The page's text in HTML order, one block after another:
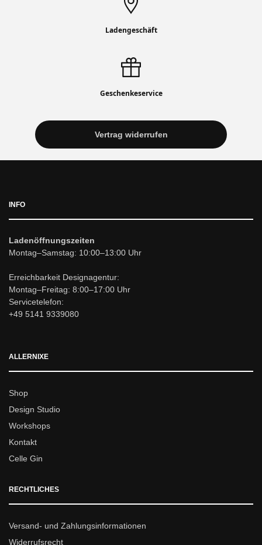
Ladengeschäft
Geschenkeservice
Vertrag widerrufen
INFO
Ladenöffnungszeiten
Montag–Samstag: 10:00–13:00 Uhr
Erreichbarkeit Designagentur:
Montag–Freitag: 8:00–17:00 Uhr
Servicetelefon:
+49 5141 9339080
ALLERNIXE
Shop
Design Studio
Workshops
Kontakt
Celle Gin
RECHTLICHES
Versand- und Zahlungsinformationen
Widerrufsrecht